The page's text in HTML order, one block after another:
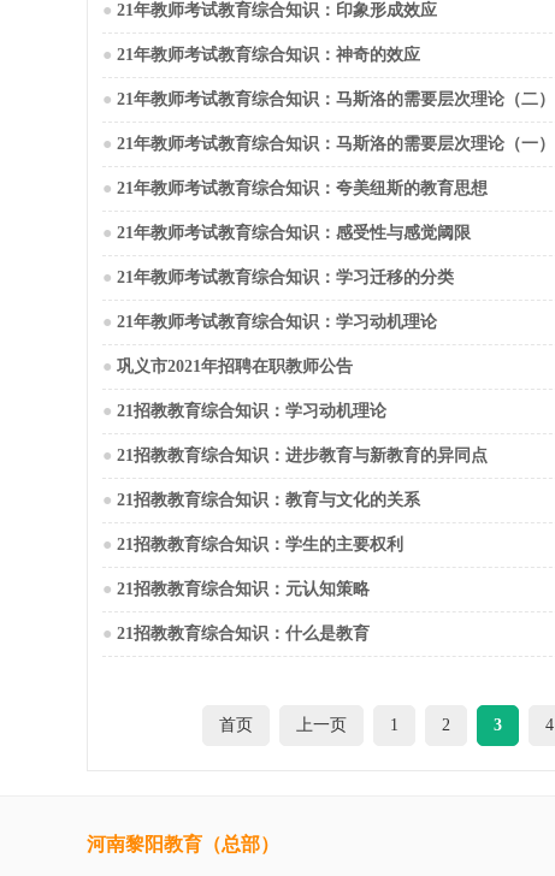
● 21年教师考试教育综合知识：印象形成效应
● 21年教师考试教育综合知识：神奇的效应
● 21年教师考试教育综合知识：马斯洛的需要层次理论（二）
● 21年教师考试教育综合知识：马斯洛的需要层次理论（一）
● 21年教师考试教育综合知识：夸美纽斯的教育思想
● 21年教师考试教育综合知识：感受性与感觉阈限
● 21年教师考试教育综合知识：学习迁移的分类
● 21年教师考试教育综合知识：学习动机理论
● 巩义市2021年招聘在职教师公告
● 21招教教育综合知识：学习动机理论
● 21招教教育综合知识：进步教育与新教育的异同点
● 21招教教育综合知识：教育与文化的关系
● 21招教教育综合知识：学生的主要权利
● 21招教教育综合知识：元认知策略
● 21招教教育综合知识：什么是教育
首页 上一页 1 2 3 4
河南黎阳教育（总部）